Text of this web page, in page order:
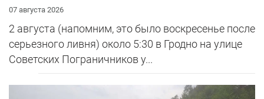
07 августа 2026
2 августа (напомним, это было воскресенье после
серьезного ливня) около 5:30 в Гродно на улице
Советских Пограничников у...